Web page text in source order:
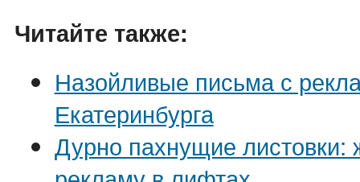
Читайте также:
Назойливые письма с
Екатеринбурга
Дурно пахнущие